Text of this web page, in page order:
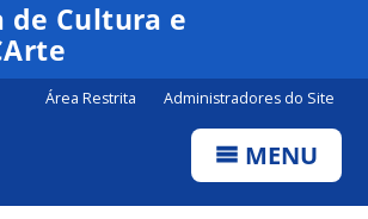
de Cultura e
Área Restrita Administradores do Site
MENU